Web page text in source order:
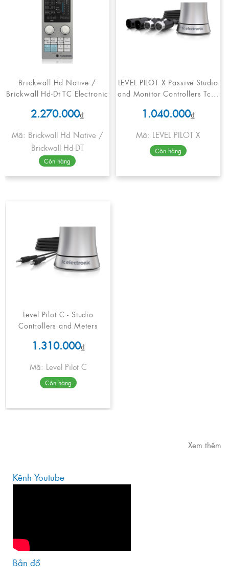
Brickwall Hd Native /
Brickwall Hd-Dt TC Electronic
2.270.000₫
Mã: Brickwall Hd Native /
Brickwall Hd-DT
Còn hàng
LEVEL PILOT X Passive Studio
and Monitor Controllers Tc...
1.040.000₫
Mã: LEVEL PILOT X
Còn hàng
Level Pilot C - Studio
Controllers and Meters
1.310.000₫
Mã: Level Pilot C
Còn hàng
Xem thêm
Kênh Youtube
Bản đồ